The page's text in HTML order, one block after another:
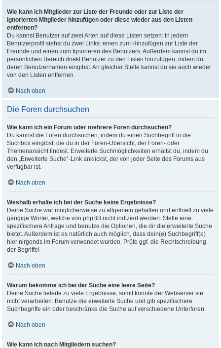
Wie kann ich Mitglieder zur Liste der Freunde oder zur Liste der
ignorierten Mitglieder hinzufügen oder diese wieder aus den Listen
entfernen?
Du kannst Benutzer auf zwei Arten auf diese Listen setzen: In jedem
Benutzerprofil siehst du zwei Links: einen zum Hinzufügen zur Liste der
Freunde und einen zum Ignorieren des Benutzers. Außerdem kannst du im
persönlichen Bereich direkt Benutzer zu den Listen hinzufügen, indem du
deren Benutzernamen eingibst. An gleicher Stelle kannst du sie auch wieder
von den Listen entfernen.
Nach oben
Die Foren durchsuchen
Wie kann ich ein Forum oder mehrere Foren durchsuchen?
Du kannst die Foren durchsuchen, indem du einen Suchbegriff in die
Suchbox eingibst, die du in der Foren-Übersicht, der Foren- oder
Themenansicht findest. Erweiterte Suchmöglichkeiten erhältst du, indem du
den „Erweiterte Suche“-Link anklickst, der von jeder Seite des Forums aus
verfügbar ist.
Nach oben
Weshalb erhalte ich bei der Suche keine Ergebnisse?
Deine Suche war möglicherweise zu allgemein gehalten und enthielt zu viele
gängige Wörter, welche von phpBB nicht indiziert werden. Stelle eine
spezifischere Anfrage und benutze die Optionen, die dir die erweiterte Suche
bietet. Außerdem ist es natürlich auch möglich, dass dein(e) Suchbegriff(e)
hier nirgends im Forum verwendet wurden. Prüfe ggf. die Rechtschreibung
der Begriffe!
Nach oben
Warum bekomme ich bei der Suche eine leere Seite?
Deine Suche lieferte zu viele Ergebnisse, somit konnte der Webserver sie
nicht verarbeiten. Benutze die erweiterte Suche und gib spezifischere
Suchbegriffe ein oder beschränke die Suche auf verschiedene Unterforen.
Nach oben
Wie kann ich nach Mitgliedern suchen?